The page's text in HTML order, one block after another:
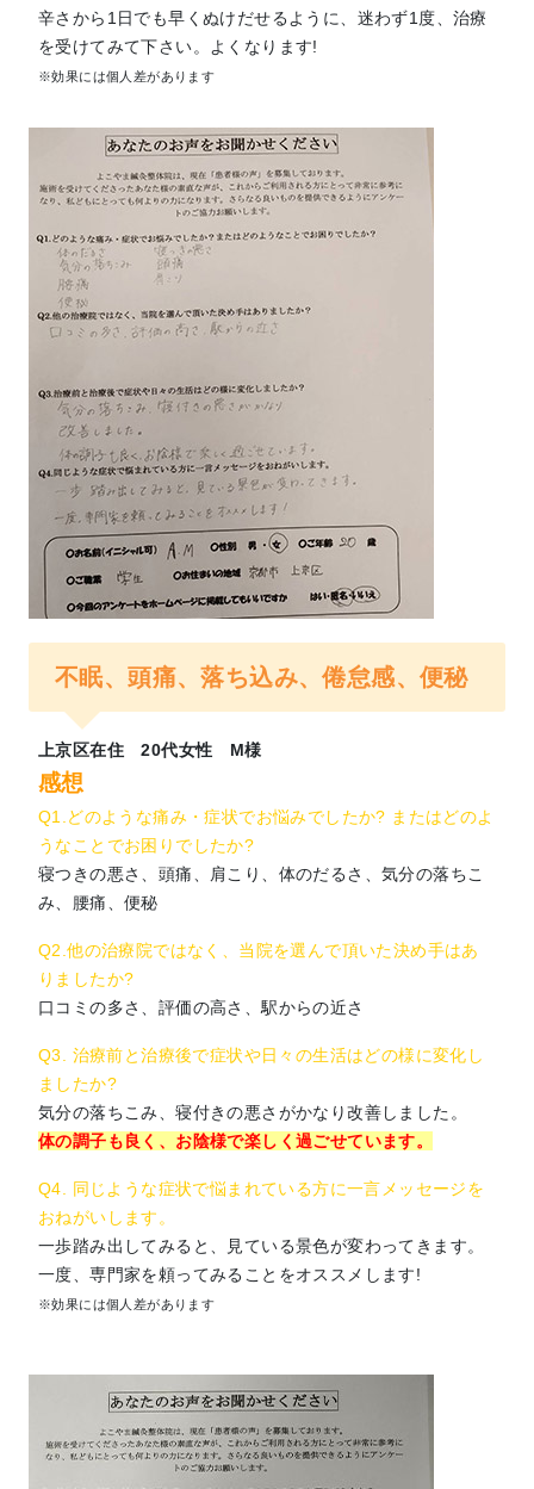
辛さから1日でも早くぬけだせるように、迷わず1度、治療
を受けてみて下さい。よくなります!
※効果には個人差があります
不眠、頭痛、落ち込み、倦怠感、便秘
上京区在住 20代女性 М様
感想
Q1.どのような痛み・症状でお悩みでしたか? またはどのよ
うなことでお困りでしたか?
寝つきの悪さ、頭痛、肩こり、体のだるさ、気分の落ちこ
み、腰痛、便秘
Q2.他の治療院ではなく、当院を選んで頂いた決め手はあ
りましたか?
口コミの多さ、評価の高さ、駅からの近さ
Q3. 治療前と治療後で症状や日々の生活はどの様に変化し
ましたか?
気分の落ちこみ、寝付きの悪さがかなり改善しました。
体の調子も良く、お陰様で楽しく過ごせています。
Q4. 同じような症状で悩まれている方に一言メッセージを
おねがいします。
一歩踏み出してみると、見ている景色が変わってきます。
一度、専門家を頼ってみることをオススメします!
※効果には個人差があります